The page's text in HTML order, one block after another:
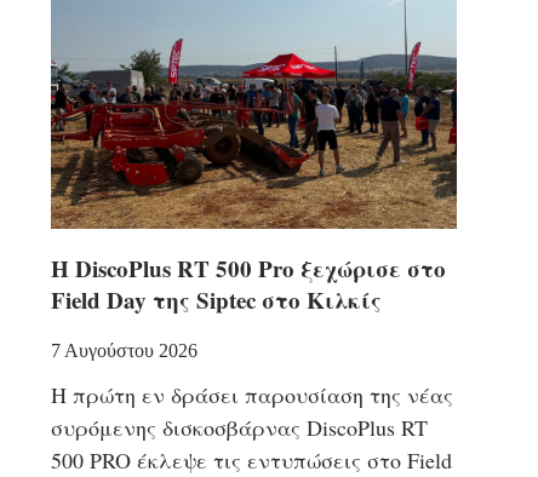
Η DiscoPlus RT 500 Pro ξεχώρισε στο
Field Day της Siptec στο Κιλκίς
7 Αυγούστου 2026
Η πρώτη εν δράσει παρουσίαση της νέας
συρόμενης δισκοσβάρνας DiscoPlus RT
500 PRO έκλεψε τις εντυπώσεις στο Field